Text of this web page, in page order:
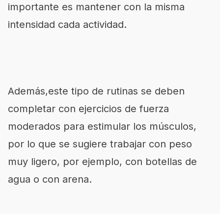
importante es mantener con la misma
intensidad cada actividad.
Además,este tipo de rutinas se deben
completar con ejercicios de fuerza
moderados para estimular los músculos,
por lo que se sugiere trabajar con peso
muy ligero, por ejemplo, con botellas de
agua o con arena.